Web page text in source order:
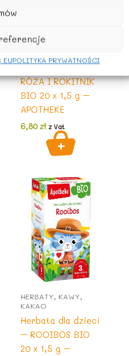
EUPOLITYKA PRYWATNOŚCI
KAKAO
dzieci- DZIKA
RÓŻA I ROKITNIK
BIO 20 x 1,5 g –
APOTHEKE
6,80zł z Vat
HERBATY, KAWY,
KAKAO
Herbata dla dzieci
– ROOIBOS BIO
20 x 1,5 g –